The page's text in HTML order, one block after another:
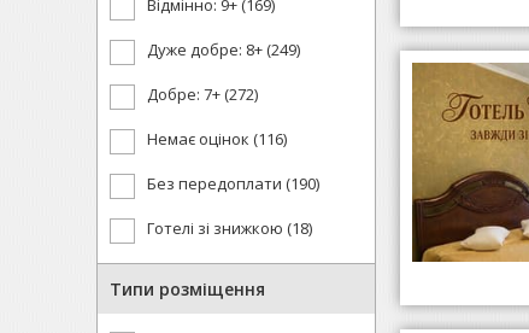
Відмінно: 9+ (169)
Дуже добре: 8+ (249)
Добре: 7+ (272)
Немає оцінок (116)
Без передоплати (190)
Готелі зі знижкою (18)
Типи розміщення